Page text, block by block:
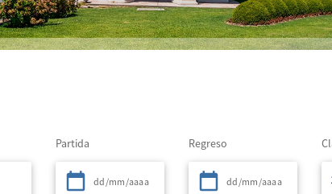
Partida Regreso